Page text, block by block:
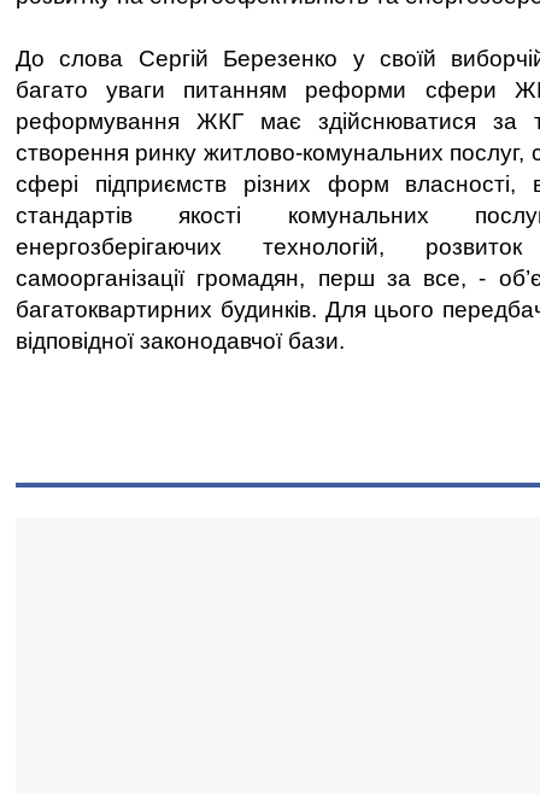
До слова Сергій Березенко у своїй
багато уваги питанням реформи сфери
реформування ЖКГ має здійснюватися за
створення ринку житлово-комунальних послуг,
сфері підприємств різних форм власності,
стандартів якості комунальних
енергозберігаючих технологій,
самоорганізації громадян, перш за все, -
багатоквартирних будинків. Для цього
відповідної законодавчої бази.